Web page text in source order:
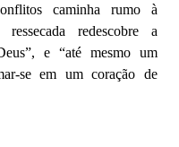
caminha rumo à
redescobre a
e “até mesmo um
se em um coração de